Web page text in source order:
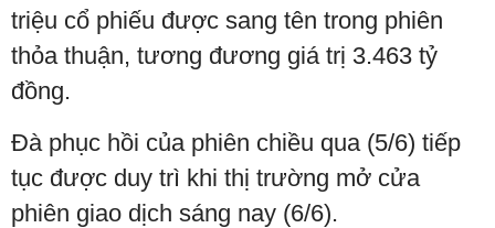
triệu cổ phiếu được sang tên trong phiên
thỏa thuận, tương đương giá trị 3.463 tỷ
đồng.
Đà phục hồi của phiên chiều qua (5/6) tiếp
tục được duy trì khi thị trường mở cửa
phiên giao dịch sáng nay (6/6).